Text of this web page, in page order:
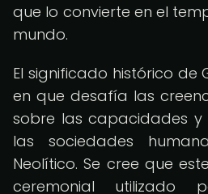
que lo convierte en el
mundo.
El significado histórico de
en que desafía las
sobre las capacidades
las sociedades
Neolítico. Se cree que
ceremonial utilizado